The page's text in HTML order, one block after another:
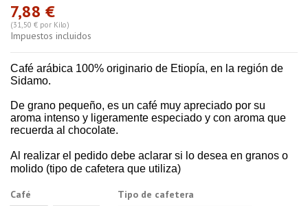
7,88 €
(31,50 € por Kilo)
Impuestos incluidos
Café arábica 100% originario de Etiopía, en la región de
Sidamo.
De grano pequeño, es un café muy apreciado por su
aroma intenso y ligeramente especiado y con aroma que
recuerda al chocolate.
Al realizar el pedido debe aclarar si lo desea en granos o
molido (tipo de cafetera que utiliza)
Café
Tipo de cafetera